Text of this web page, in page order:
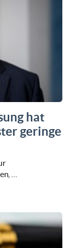
hat
geringe
…